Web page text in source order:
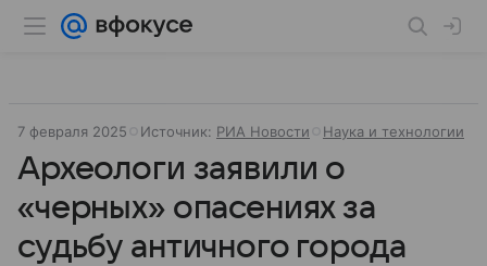
7 февраля 2025 Источник: РИА Новости Наука и технологии
Археологи заявили о
«черных» опасениях за
судьбу античного города